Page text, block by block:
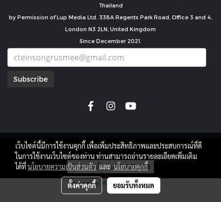
Thailand
by Permission of Lup Media Ltd. 338A Regents Park Road, Office 3 and 4,
London N3 2LN, United Kingdom
Since December 2021.
Subscribe
copyright by
ผู้เข้าชมทั้งหมด7,675,038
Powered by MakeWebEasy.com
เว็บไซต์นี้มีการใช้งานคุกกี้ เพื่อเพิ่มประสิทธิภาพและประสบการณ์ที่ดี
ในการใช้งานเว็บไซต์ของท่าน ท่านสามารถอ่านรายละเอียดเพิ่มเติม
ได้ที่นโยบายความเป็นส่วนตัวและนโยบายคุกกี้
ตั้งค่าคุกกี้ ยอมรับทั้งหมด